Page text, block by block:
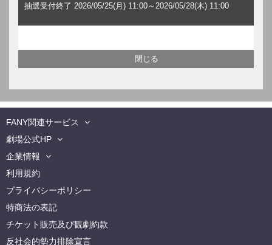
抽選受付終了 2026/05/25(月) 11:00～2026/05/28(木) 11:00
FANY関連サービス
劇場公式HP
企業情報
利用規約
プライバシーポリシー
特商法の表記
チケット販売及び観劇約款
反社会的勢力排除宣言